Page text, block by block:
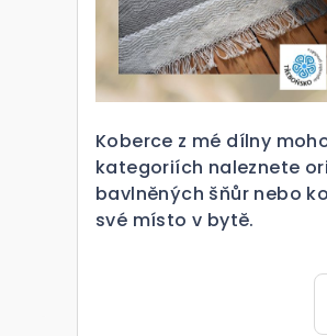
Koberce z mé dílny
kategoriích naleznete
bavlněných šňůr nebo
své místo v bytě.